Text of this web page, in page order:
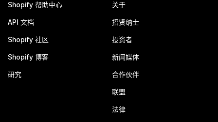
Shopify 帮助中心
API 文档
Shopify 社区
Shopify 博客
研究
关于
招贤纳士
投资者
新闻媒体
合作伙伴
联盟
法律